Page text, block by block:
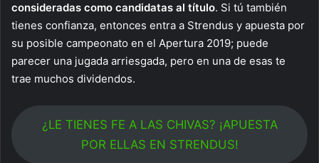
consideradas como candidatas al título. Si tú también
tienes confianza, entonces entra a Strendus y apuesta por
su posible campeonato en el Apertura 2019; puede
parecer una jugada arriesgada, pero en una de esas te
trae muchos dividendos.
¿LE TIENES FE A LAS CHIVAS? ¡APUESTA
POR ELLAS EN STRENDUS!